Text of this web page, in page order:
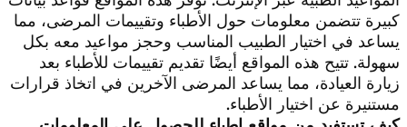
كبيرة تتضمن معلومات حول الأطباء وتقييمات المرضى، مما
يساعد في اختيار الطبيب المناسب وحجز مواعيد معه بكل
سهولة. تتيح هذه المواقع أيضًا تقديم تقييمات للأطباء بعد
زيارة العيادة، مما يساعد المرضى الآخرين في اتخاذ قرارات
مستنيرة عن اختيار الأطباء.